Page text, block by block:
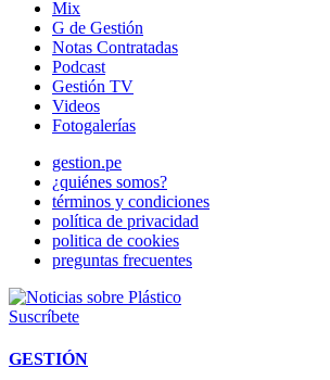
Mix
G de Gestión
Notas Contratadas
Podcast
Gestión TV
Videos
Fotogalerías
gestion.pe
¿quiénes somos?
términos y condiciones
política de privacidad
politica de cookies
preguntas frecuentes
Suscríbete
GESTIÓN